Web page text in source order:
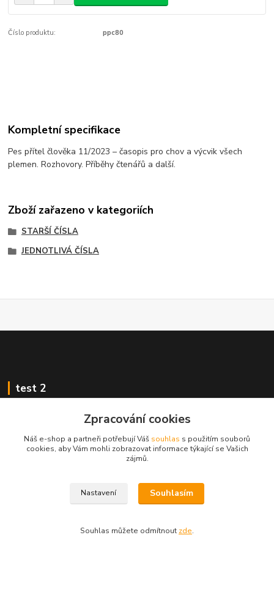
Číslo produktu: ppc80
Kompletní specifikace
Pes přítel člověka 11/2023 – časopis pro chov a výcvik všech
plemen. Rozhovory. Příběhy čtenářů a další.
Zboží zařazeno v kategoriích
STARŠÍ ČÍSLA
JEDNOTLIVÁ ČÍSLA
test 2
+420 222 718 046, volba 3
Zpracování cookies
Náš e-shop a partneři potřebují Váš souhlas s použitím souborů
cookies, aby Vám mohli zobrazovat informace týkající se Vašich
zájmů.
Nastavení Souhlasím
Souhlas můžete odmítnout zde.